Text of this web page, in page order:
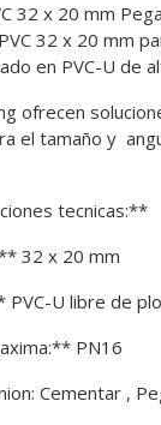
32 x 20 mm
32 x 20 mm
en PVC-U de
ofrecen
el tamaño y
tecnicas:**
32 x 20 mm
U libre de
PN16
Cementar ,